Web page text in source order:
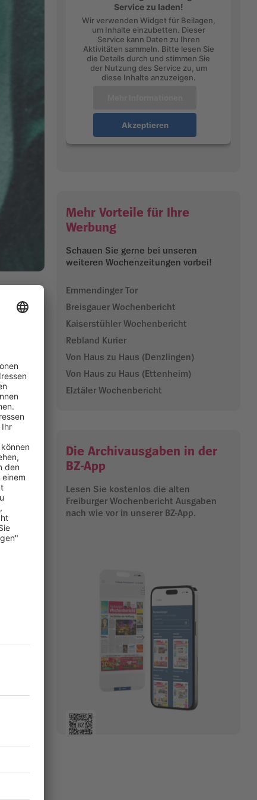
steht
Und
mir
im
in
aus der
Das
Klima
eine
Ihre
und
den
Service zu laden!
Wir verwenden Widget für Beilagen,
um Inhalte einzubetten. Dieser
Service kann Daten zu Ihren
Aktivitäten sammeln. Bitte lesen Sie
die Details durch und stimmen Sie
der Nutzung des Service zu, um
diese Inhalte anzuzeigen.
Akzeptieren
Mehr Vorteile für Ihre
Werbung
Schauen Sie gerne bei unseren
weiteren Wochenzeitungen vorbei!
Emmendinger Tor
Breisgauer Wochenbericht
Kaiserstühler Wochenbericht
Rebland Kurier
Von Haus zu Haus (Denzlingen)
Von Haus zu Haus (Ettenheim)
Elztäler Wochenbericht
Die Archivausgaben in der
BZ-App
Lesen Sie kostenlos die alten
Freiburger Wochenbericht Ausgaben
nach wie vor in unserer BZ-App.